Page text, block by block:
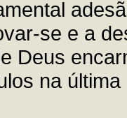
se e a
Deus
na